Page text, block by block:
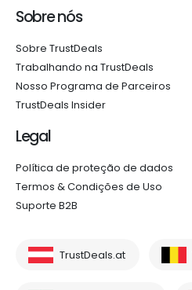
Sobre nós
Sobre TrustDeals
Trabalhando na TrustDeals
Nosso Programa de Parceiros
TrustDeals Insider
Legal
Política de proteção de dados
Termos & Condições de Uso
Suporte B2B
TrustDeals.at